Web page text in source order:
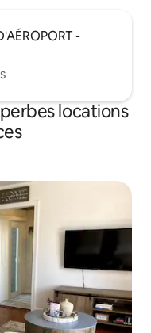
-
locations